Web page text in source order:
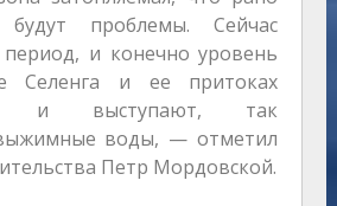
проблемы. Сейчас
и конечно уровень
Селенга и ее притоках
и выступают, так
воды, — отметил
Петр Мордовской.